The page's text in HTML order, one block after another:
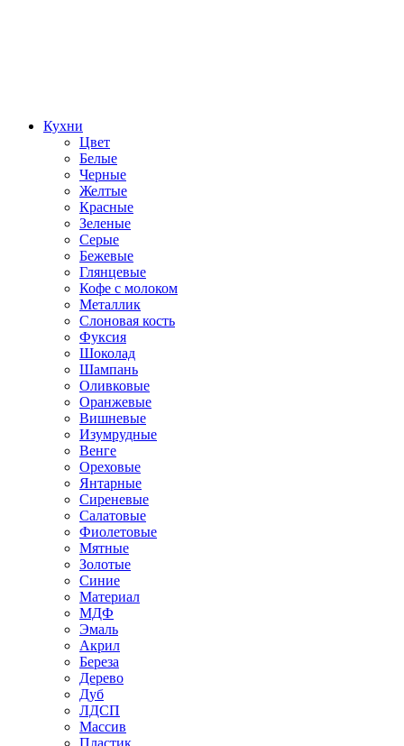
Кухни
Цвет
Белые
Черные
Желтые
Красные
Зеленые
Серые
Бежевые
Глянцевые
Кофе с молоком
Металлик
Слоновая кость
Фуксия
Шоколад
Шампань
Оливковые
Оранжевые
Вишневые
Изумрудные
Венге
Ореховые
Янтарные
Сиреневые
Салатовые
Фиолетовые
Мятные
Золотые
Синие
Материал
МДФ
Эмаль
Акрил
Береза
Дерево
Дуб
ЛДСП
Массив
Пластик